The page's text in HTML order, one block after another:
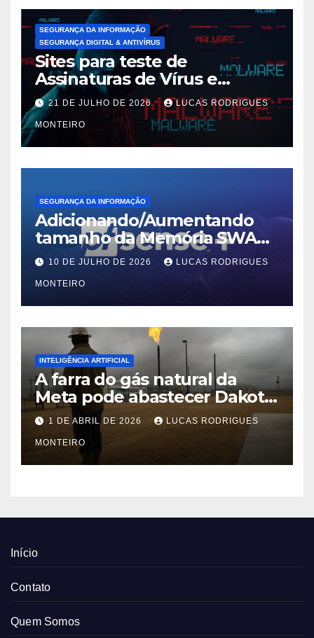
SEGURANÇA DA INFORMAÇÃO
SEGURANÇA DIGITAL & ANTIVÍRUS
Sites para teste de
Assinaturas de Vírus e
Malwares
21 DE JULHO DE 2026 LUCAS RODRIGUES
MONTEIRO
SEGURANÇA DA INFORMAÇÃO
Adicionando/Aumentando
tamanho da Memória SWAP
no PfSense 2.8
10 DE JULHO DE 2026 LUCAS RODRIGUES
MONTEIRO
INTELIGÊNCIA ARTIFICIAL
A farra do gás natural da
Meta pode abastecer Dakota
do Sul
1 DE ABRIL DE 2026 LUCAS RODRIGUES
MONTEIRO
Início
Contato
Quem Somos